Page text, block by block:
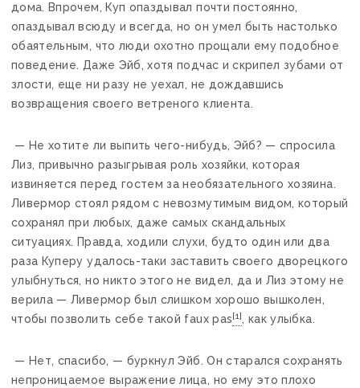
дома. Впрочем, Куп опаздывал почти постоянно,
опаздывал всюду и всегда, но он умел быть настолько
обаятельным, что люди охотно прощали ему подобное
поведение. Даже Эйб, хотя подчас и скрипел зубами от
злости, еще ни разу не уехал, не дождавшись
возвращения своего ветреного клиента.
— Не хотите ли выпить чего-нибудь, Эйб? — спросила
Лиз, привычно разыгрывая роль хозяйки, которая
извиняется перед гостем за необязательного хозяина.
Ливермор стоял рядом с невозмутимым видом, который
сохранял при любых, даже самых скандальных
ситуациях. Правда, ходили слухи, будто один или два
раза Куперу удалось-таки заставить своего дворецкого
улыбнуться, но никто этого не видел, да и Лиз этому не
верила — Ливермор был слишком хорошо вышколен,
чтобы позволить себе такой faux pas[1], как улыбка.
— Нет, спасибо, — буркнул Эйб. Он старался сохранять
непроницаемое выражение лица, но ему это плохо